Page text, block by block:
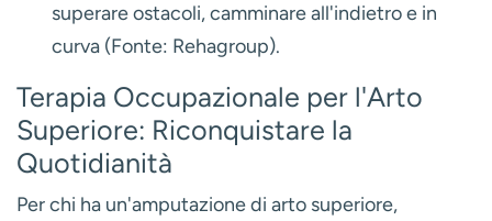
superare ostacoli, camminare all'indietro e in
curva (Fonte: Rehagroup).
Terapia Occupazionale per l'Arto
Superiore: Riconquistare la
Quotidianità
Per chi ha un'amputazione di arto superiore,